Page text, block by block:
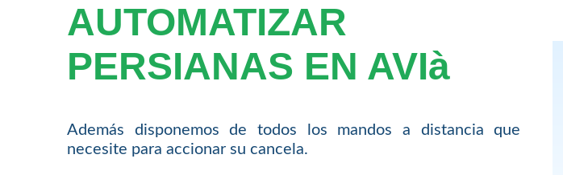
AUTOMATIZAR
PERSIANAS EN AVIà
Además disponemos de todos los mandos a distancia que
necesite para accionar su cancela.